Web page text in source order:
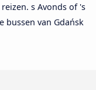
s Avonds of 's
bussen van Gdańsk